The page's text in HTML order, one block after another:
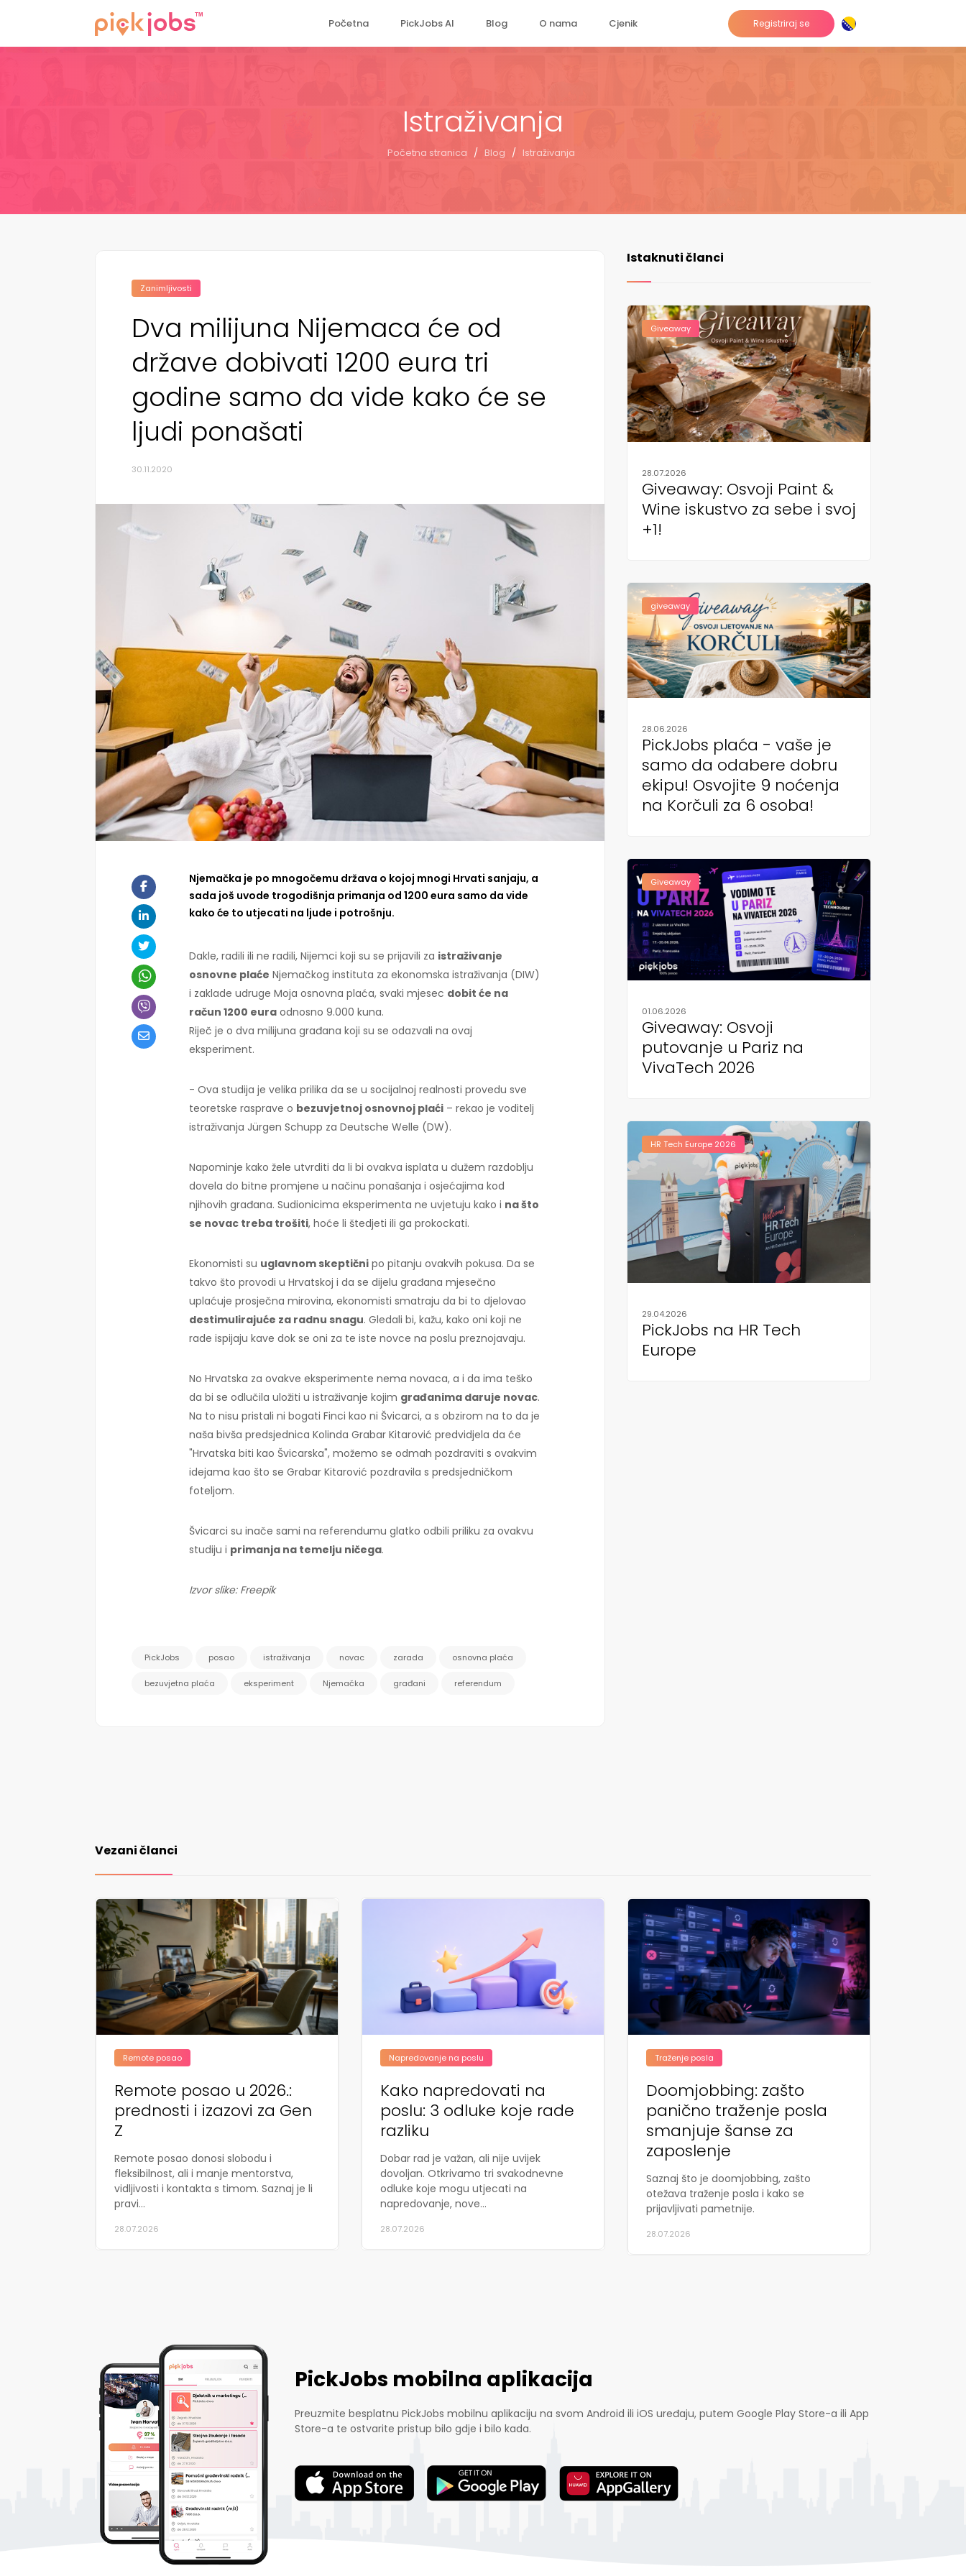
Početna PickJobs AI Blog O nama Cjenik Registriraj se
Istraživanja
Početna stranica / Blog / Istraživanja
Zanimljivosti
Dva milijuna Nijemaca će od
države dobivati 1200 eura tri
godine samo da vide kako će se
ljudi ponašati
30.11.2020
Njemačka je po mnogočemu država o kojoj mnogi Hrvati sanjaju, a
sada još uvode trogodišnja primanja od 1200 eura samo da vide
kako će to utjecati na ljude i potrošnju.
Dakle, radili ili ne radili, Nijemci koji su se prijavili za istraživanje
osnovne plaće Njemačkog instituta za ekonomska istraživanja (DIW)
i zaklade udruge Moja osnovna plaća, svaki mjesec dobit će na
račun 1200 eura odnosno 9.000 kuna.
Riječ je o dva milijuna građana koji su se odazvali na ovaj
eksperiment.
- Ova studija je velika prilika da se u socijalnoj realnosti provedu sve
teoretske rasprave o bezuvjetnoj osnovnoj plaći – rekao je voditelj
istraživanja Jürgen Schupp za Deutsche Welle (DW).
Napominje kako žele utvrditi da li bi ovakva isplata u dužem razdoblju
dovela do bitne promjene u načinu ponašanja i osjećajima kod
njihovih građana. Sudionicima eksperimenta ne uvjetuju kako i na što
se novac treba trošiti, hoće li štedjeti ili ga prokockati.
Ekonomisti su uglavnom skeptični po pitanju ovakvih pokusa. Da se
takvo što provodi u Hrvatskoj i da se dijelu građana mjesečno
uplaćuje prosječna mirovina, ekonomisti smatraju da bi to djelovao
destimulirajuće za radnu snagu. Gledali bi, kažu, kako oni koji ne
rade ispijaju kave dok se oni za te iste novce na poslu preznojavaju.
No Hrvatska za ovakve eksperimente nema novaca, a i da ima teško
da bi se odlučila uložiti u istraživanje kojim građanima daruje novac.
Na to nisu pristali ni bogati Finci kao ni Švicarci, a s obzirom na to da je
naša bivša predsjednica Kolinda Grabar Kitarović predvidjela da će
"Hrvatska biti kao Švicarska", možemo se odmah pozdraviti s ovakvim
idejama kao što se Grabar Kitarović pozdravila s predsjedničkom
foteljom.
Švicarci su inače sami na referendumu glatko odbili priliku za ovakvu
studiju i primanja na temelju ničega.
Izvor slike: Freepik
PickJobs posao istraživanja novac zarada osnovna plaća
bezuvjetna plaća eksperiment Njemačka građani referendum
Istaknuti članci
Giveaway
28.07.2026
Giveaway: Osvoji Paint &
Wine iskustvo za sebe i svoj
+1!
giveaway
28.06.2026
PickJobs plaća - vaše je
samo da odabere dobru
ekipu! Osvojite 9 noćenja
na Korčuli za 6 osoba!
Giveaway
01.06.2026
Giveaway: Osvoji
putovanje u Pariz na
VivaTech 2026
HR Tech Europe 2026
29.04.2026
PickJobs na HR Tech
Europe
Vezani članci
Remote posao
Remote posao u 2026.:
prednosti i izazovi za Gen
Z
Remote posao donosi slobodu i
fleksibilnost, ali i manje mentorstva,
vidljivosti i kontakta s timom. Saznaj je li
pravi...
28.07.2026
Napredovanje na poslu
Kako napredovati na
poslu: 3 odluke koje rade
razliku
Dobar rad je važan, ali nije uvijek
dovoljan. Otkrivamo tri svakodnevne
odluke koje mogu utjecati na
napredovanje, nove...
28.07.2026
Traženje posla
Doomjobbing: zašto
panično traženje posla
smanjuje šanse za
zaposlenje
Saznaj što je doomjobbing, zašto
otežava traženje posla i kako se
prijavljivati pametnije.
28.07.2026
PickJobs mobilna aplikacija
Preuzmite besplatnu PickJobs mobilnu aplikaciju na svom Android ili iOS uređaju, putem Google Play Store-a ili App
Store-a te ostvarite pristup bilo gdje i bilo kada.